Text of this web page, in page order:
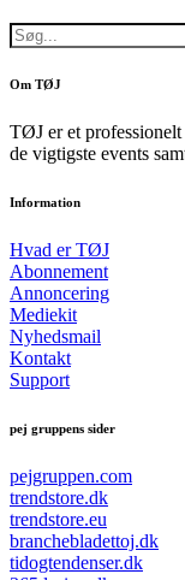
Om TØJ
TØJ er et
de vigtigste events
Information
Hvad er TØJ
Abonnement
Annoncering
Mediekit
Nyhedsmail
Kontakt
Support
pej gruppens sider
pejgruppen.com
trendstore.dk
trendstore.eu
branchebladettoj.dk
tidogtendenser.dk